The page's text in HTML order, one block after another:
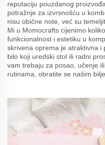
reputaciju pouzdanog
potražnje za izvrsnošću u
nisu obične note, već su
Mi u Momocrafts cijenimo
funkcionalnost i estetiku u
skrivena oprema je atraktivna i
bilo koji uredski stol ili radni
vam trebaju za posao, učenje
rutinama, obratite se našim